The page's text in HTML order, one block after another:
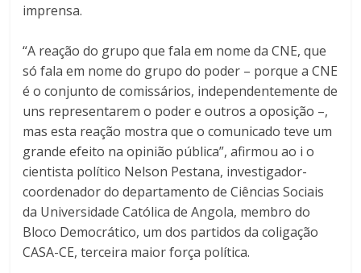
imprensa.
“A reação do grupo que fala em nome da CNE, que
só fala em nome do grupo do poder – porque a CNE
é o conjunto de comissários, independentemente de
uns representarem o poder e outros a oposição –,
mas esta reação mostra que o comunicado teve um
grande efeito na opinião pública”, afirmou ao i o
cientista político Nelson Pestana, investigador-
coordenador do departamento de Ciências Sociais
da Universidade Católica de Angola, membro do
Bloco Democrático, um dos partidos da coligação
CASA-CE, terceira maior força política.